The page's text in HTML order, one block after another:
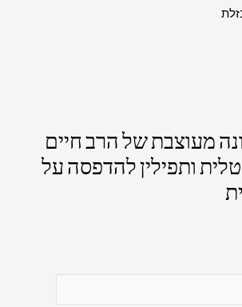
תמונה מעוצבת של הרב חיים
ותפילין להדפסה על